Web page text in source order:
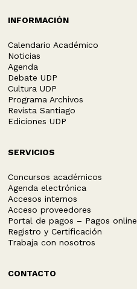
INFORMACIÓN
Calendario Académico
Noticias
Agenda
Debate UDP
Cultura UDP
Programa Archivos
Revista Santiago
Ediciones UDP
SERVICIOS
Concursos académicos
Agenda electrónica
Accesos internos
Acceso proveedores
Portal de pagos – Pagos online
Registro y Certificación
Trabaja con nosotros
CONTACTO